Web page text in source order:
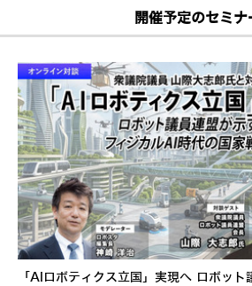
開催予定のセミナ
「AIロボティクス立国」実現へ ロボッ